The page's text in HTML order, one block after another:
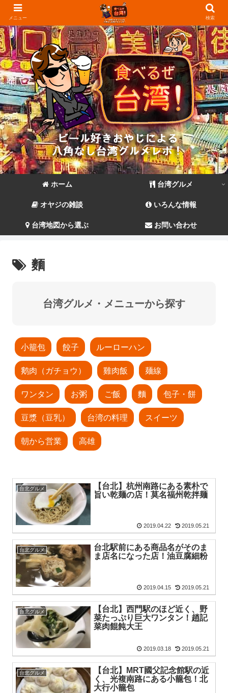
ホーム 台湾グルメ
オヤジの雑談 いろんな情報
台湾地図から選ぶ お問い合わせ
麵
台湾グルメ・メニューから探す
小籠包 餃子 ルーローハン
鹅肉（ガチョウ） 雞肉飯 麺線
ワンタン お粥 ご飯 麵 包子・餅
豆漿（豆乳） 台湾の料理 スイーツ
朝から営業 高雄
台北グルメ
【台北】杭州南路にある素朴で
旨い乾麺の店！莫名福州乾拌麺
2019.04.22 2019.05.21
台北グルメ
台北駅前にある商品名がそのま
ま店名になった店！油豆腐細粉
2019.04.15 2019.05.21
台北グルメ
【台北】西門駅のほど近く、野
菜たっぷり巨大ワンタン！趙記
菜肉餛飩大王
2019.03.18 2019.05.21
台北グルメ
【台北】MRT國父記念館駅の近
く、光複南路にある小籠包！北
大行小籠包
メニュー 検索